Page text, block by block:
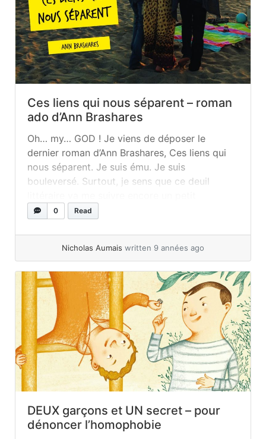
Ces liens qui nous séparent – roman
ado d’Ann Brashares
Oh… my… GOD ! Je viens de déposer le
dernier roman d’Ann Brashares, Ces liens qui
nous séparent. Je suis ému. Je suis
bouleversé. Surtout, je sens que ce deuil
moment… Pour les besoins de la cause, je me
la... »read more
0 Read
Nicholas Aumais written 9 années ago
DEUX garçons et UN secret – pour
dénoncer l’homophobie